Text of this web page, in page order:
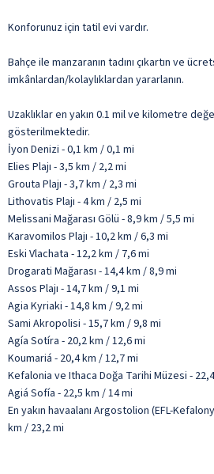
Konforunuz için tatil evi vardır.
Bahçe ile manzaranın tadını çıkartın ve
imkânlardan/kolaylıklardan yararlanın.
Uzaklıklar en yakın 0.1 mil ve kilometre
gösterilmektedir.
İyon Denizi - 0,1 km / 0,1 mi
Elies Plajı - 3,5 km / 2,2 mi
Grouta Plajı - 3,7 km / 2,3 mi
Lithovatis Plajı - 4 km / 2,5 mi
Melissani Mağarası Gölü - 8,9 km / 5,5 mi
Karavomilos Plajı - 10,2 km / 6,3 mi
Eski Vlachata - 12,2 km / 7,6 mi
Drogarati Mağarası - 14,4 km / 8,9 mi
Assos Plajı - 14,7 km / 9,1 mi
Agia Kyriaki - 14,8 km / 9,2 mi
Sami Akropolisi - 15,7 km / 9,8 mi
Agía Sotíra - 20,2 km / 12,6 mi
Koumariá - 20,4 km / 12,7 mi
Kefalonia ve Ithaca Doğa Tarihi Müzesi -
Agiá Sofía - 22,5 km / 14 mi
En yakın havaalanı Argostolion (EFL-
km / 23,2 mi